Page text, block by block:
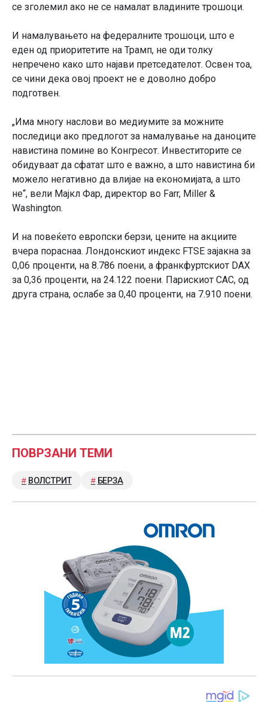
се зголемил ако не се намалат владините трошоци.
И намалувањето на федералните трошоци, што е
еден од приоритетите на Трамп, не оди толку
непречено како што најави претседателот. Освен тоа,
се чини дека овој проект не е доволно добро
подготвен.
„Има многу наслови во медиумите за можните
последици ако предлогот за намалување на даноците
навистина помине во Конгресот. Инвеститорите се
обидуваат да сфатат што е важно, а што навистина би
можело негативно да влијае на економијата, а што
не“, вели Мајкл Фар, директор во Farr, Miller &
Washington.
И на повеќето европски берзи, цените на акциите
вчера пораснаа. Лондонскиот индекс FTSE зајакна за
0,06 проценти, на 8.786 поени, а франкфуртскиот DAX
за 0,36 проценти, на 24.122 поени. Парискиот CAC, од
друга страна, ослабе за 0,40 проценти, на 7.910 поени.
ПОВРЗАНИ ТЕМИ
ВОЛСТРИТ БЕРЗА